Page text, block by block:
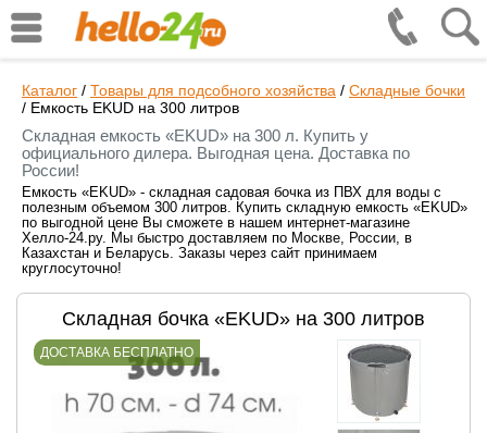
Каталог / Товары для подсобного хозяйства / Складные бочки
/ Емкость EKUD на 300 литров
Складная емкость «EKUD» на 300 л. Купить у
официального дилера. Выгодная цена. Доставка по
России!
Емкость «EKUD» - складная садовая бочка из ПВХ для воды с
полезным объемом 300 литров. Купить складную емкость «EKUD»
по выгодной цене Вы сможете в нашем интернет-магазине
Хелло-24.ру. Мы быстро доставляем по Москве, России, в
Казахстан и Беларусь. Заказы через сайт принимаем
круглосуточно!
Складная бочка «EKUD» на 300 литров
ДОСТАВКА БЕСПЛАТНО